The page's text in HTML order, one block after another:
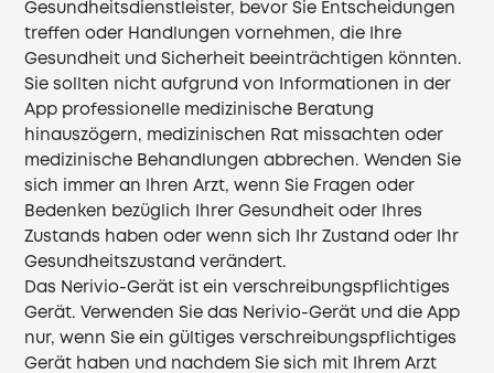
Gesundheitsdienstleister, bevor Sie Entscheidungen
treffen oder Handlungen vornehmen, die Ihre
Gesundheit und Sicherheit beeinträchtigen könnten.
Sie sollten nicht aufgrund von Informationen in der
App professionelle medizinische Beratung
hinauszögern, medizinischen Rat missachten oder
medizinische Behandlungen abbrechen. Wenden Sie
sich immer an Ihren Arzt, wenn Sie Fragen oder
Bedenken bezüglich Ihrer Gesundheit oder Ihres
Zustands haben oder wenn sich Ihr Zustand oder Ihr
Gesundheitszustand verändert.
Das Nerivio-Gerät ist ein verschreibungspflichtiges
Gerät. Verwenden Sie das Nerivio-Gerät und die App
nur, wenn Sie ein gültiges verschreibungspflichtiges
Gerät haben und nachdem Sie sich mit Ihrem Arzt